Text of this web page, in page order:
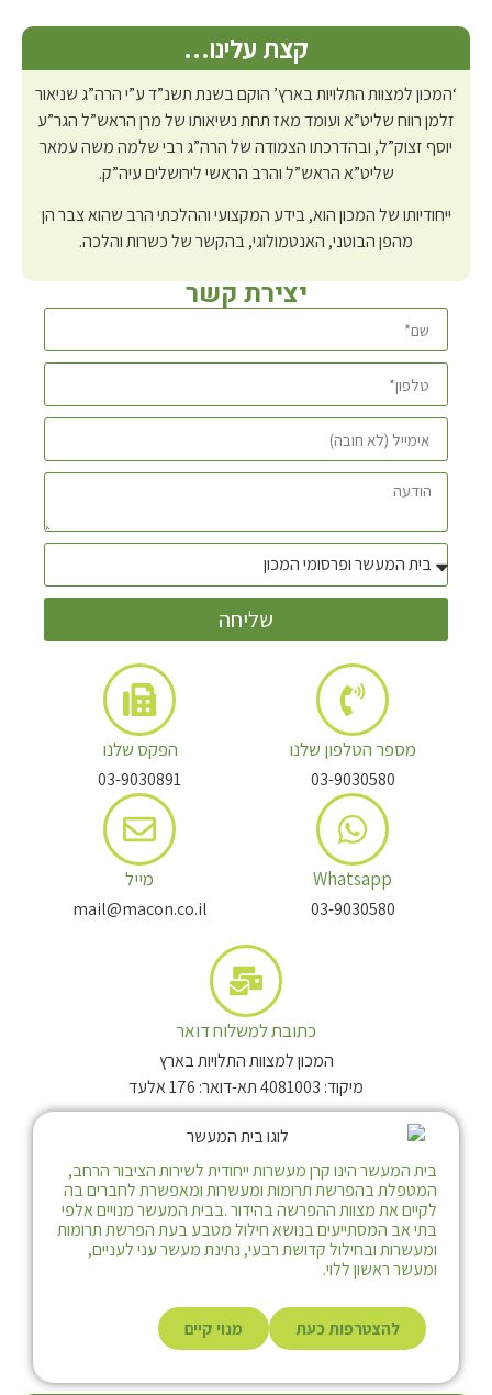
קצת עלינו…
‘המכון למצוות התלויות בארץ’ הוקם בשנת תשנ”ד ע”י הרה”ג שניאור
זלמן רווח שליט”א ועומד מאז תחת נשיאותו של מרן הראש”ל הגר”ע
יוסף זצוק”ל, ובהדרכתו הצמודה של הרה”ג רבי שלמה משה עמאר
שליט”א הראש”ל והרב הראשי לירושלים עיה”ק.
ייחודיותו של המכון הוא, בידע המקצועי וההלכתי הרב שהוא צבר הן
מהפן הבוטני, האנטמולוגי, בהקשר של כשרות והלכה.
יצירת קשר
שליחה
מספר הטלפון שלנו
03-9030580
Whatsapp
03-9030580
הפקס שלנו
03-9030891
מייל
mail@macon.co.il
כתובת למשלוח דואר
המכון למצוות התלויות בארץ
מיקוד: 4081003 תא-דואר: 176 אלעד
בית המעשר הינו קרן מעשרות ייחודית לשירות הציבור הרחב,
המטפלת בהפרשת תרומות ומעשרות ומאפשרת לחברים בה
לקיים את מצוות ההפרשה בהידור .בבית המעשר מנויים אלפי
בתי אב המסתייעים בנושא חילול מטבע בעת הפרשת תרומות
ומעשרות ובחילול קדושת רבעי, נתינת מעשר עני לעניים,
ומעשר ראשון ללוי.
להצטרפות כעת מנוי קיים